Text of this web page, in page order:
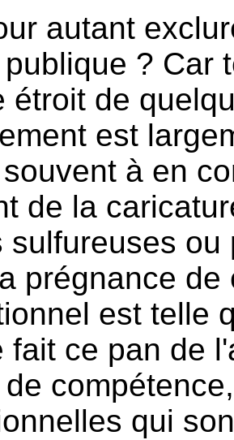
autant
? Car
étroit de
est
à en
de la
sulfureuses
prégnance
est telle
fait ce pan de
qui